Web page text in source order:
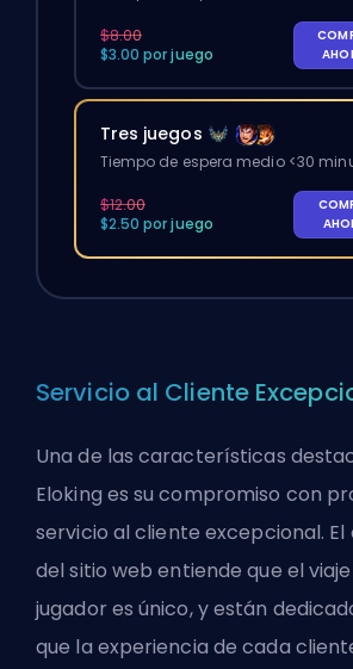
$8.00
$3.00 por juego
Tres juegos
Tiempo de espera medio <30
$12.00
$2.50 por juego
Servicio al Cliente
Una de las características
Eloking es su compromiso con
servicio al cliente excepcional.
del sitio web entiende que el
jugador es único, y están
que la experiencia de cada